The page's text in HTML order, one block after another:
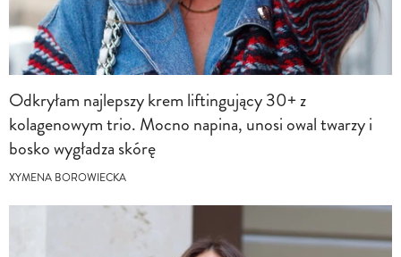
Odkryłam najlepszy krem liftingujący 30+ z
kolagenowym trio. Mocno napina, unosi owal twarzy i
bosko wygładza skórę
XYMENA BOROWIECKA